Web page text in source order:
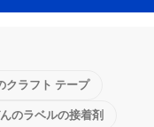
クラフト テープ
のラベルの接着剤